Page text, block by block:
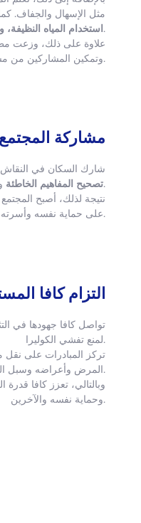
مثل الإسهال والجفاف.
استخدام المياه.
علاوة على ذلك، وزعت
وتمكين المشاركين من مشاركة المعلومات مع أسرهم وجيرانهم.
مشاركة المجتمع
شارك السكان في
تصحيح المفاهيم الخاطئةوزيادة الثقة في الإجراءات الوقائية.
نتيجة لذلك، أصبح
على حماية نفسه وأسرته بشكل أفضل.
التزام كافا
تواصل كافا جهودها في
لمنع تفشي الكوليرا.
تركز المبادرات على
المرض وأعراضه وسبل الوقاية.
وبالتالي، تعزز كافا
وحماية نفسه والآخرين.